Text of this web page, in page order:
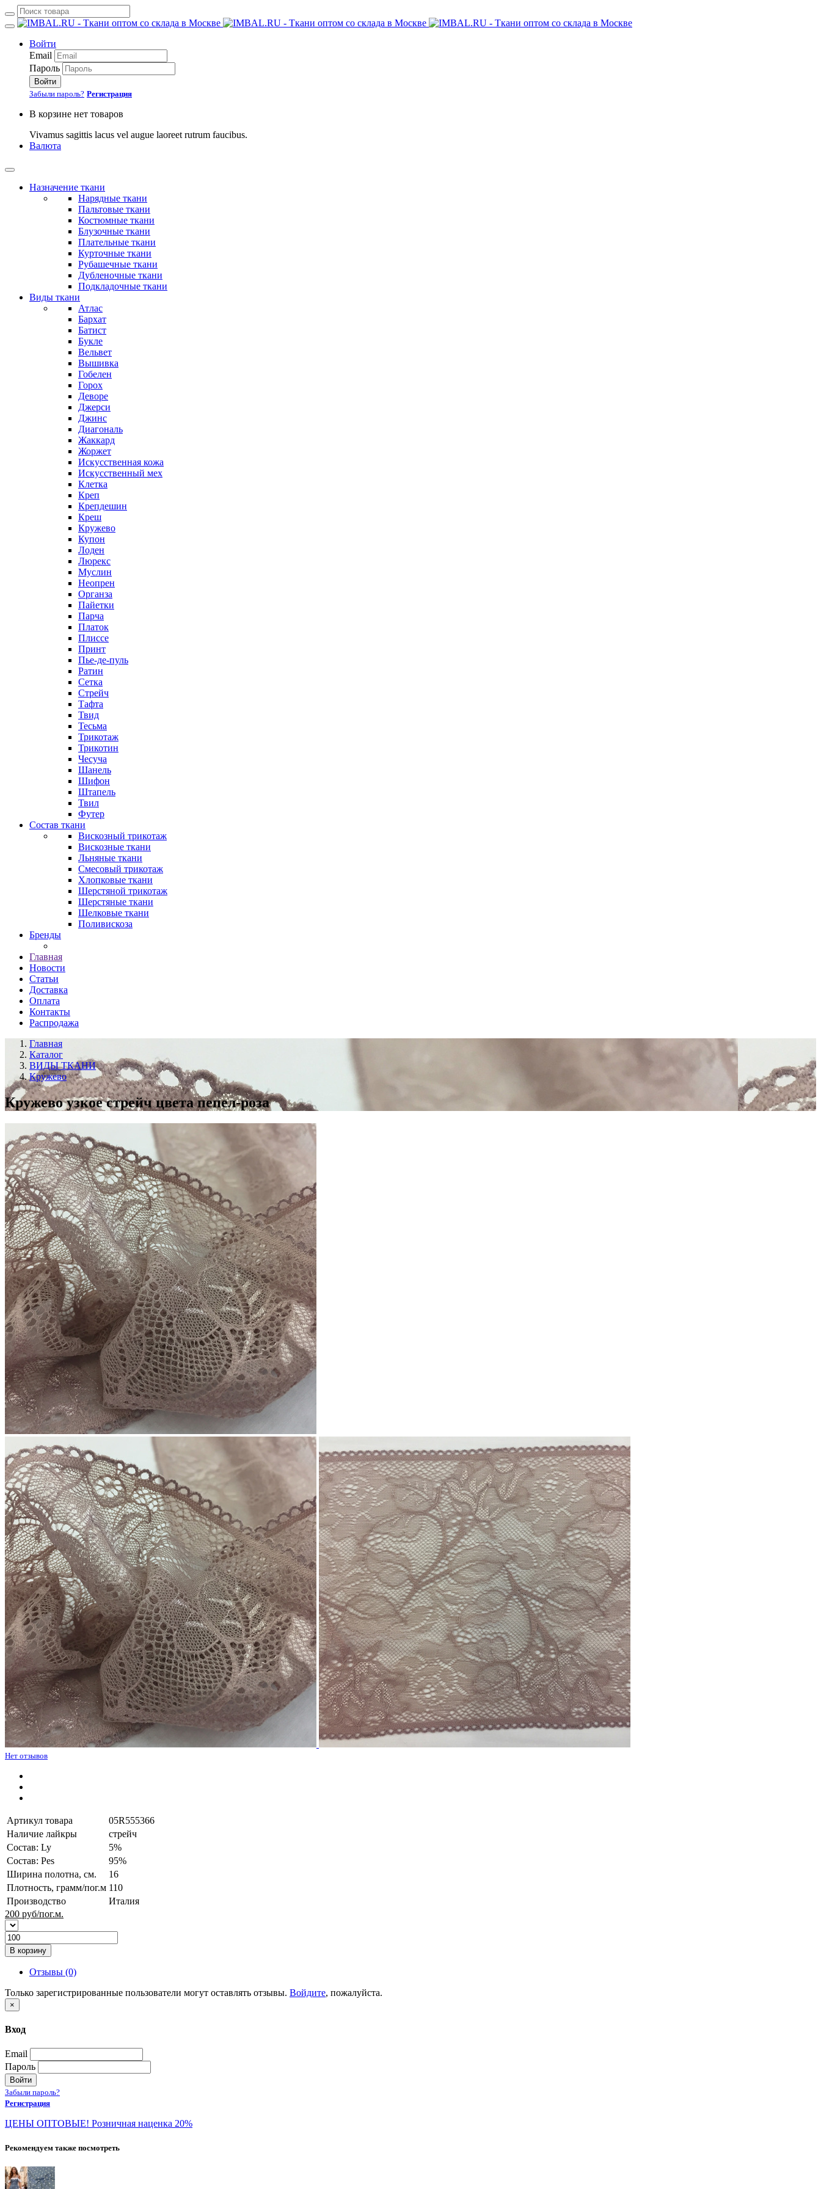
Войти
Email
Пароль
Войти
Забыли пароль? Регистрация
В корзине нет товаров
Vivamus sagittis lacus vel augue laoreet rutrum faucibus.
Валюта
Назначение ткани
Нарядные ткани
Пальтовые ткани
Костюмные ткани
Блузочные ткани
Плательные ткани
Курточные ткани
Рубашечные ткани
Дубленочные ткани
Подкладочные ткани
Виды ткани
Атлас
Бархат
Батист
Букле
Вельвет
Вышивка
Гобелен
Горох
Деворе
Джерси
Джинс
Диагональ
Жаккард
Жоржет
Искусственная кожа
Искусственный мех
Клетка
Креп
Крепдешин
Креш
Кружево
Купон
Лоден
Люрекс
Муслин
Неопрен
Органза
Пайетки
Парча
Платок
Плиссе
Принт
Пье-де-пуль
Ратин
Сетка
Стрейч
Тафта
Твид
Тесьма
Трикотаж
Трикотин
Чесуча
Шанель
Шифон
Штапель
Твил
Футер
Состав ткани
Вискозный трикотаж
Вискозные ткани
Льняные ткани
Смесовый трикотаж
Хлопковые ткани
Шерстяной трикотаж
Шерстяные ткани
Шелковые ткани
Поливискоза
Бренды
Главная
Новости
Статьи
Доставка
Оплата
Контакты
Распродажа
Главная
Каталог
ВИДЫ ТКАНИ
Кружево
Кружево узкое стрейч цвета пепел-роза
Нет отзывов
Артикул товара
05R555366
Наличие лайкры
стрейч
Состав: Ly
5%
Состав: Pes
95%
Ширина полотна, см.
16
Плотность, грамм/пог.м 110
Производство
Италия
200 руб/пог.м.
В корзину
Отзывы (0)
Только зарегистрированные пользователи могут оставлять отзывы. Войдите, пожалуйста.
×
Вход
Email
Пароль
Войти
Забыли пароль?
Регистрация
ЦЕНЫ ОПТОВЫЕ! Розничная наценка 20%
Рекомендуем также посмотреть